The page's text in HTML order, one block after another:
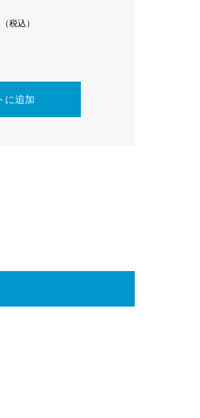
（税込）